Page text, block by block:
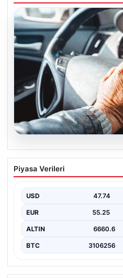
Emekliye ÖTV’siz
yasa çıkacak mı?
Piyasa Verileri
USD 47.74
EUR 55.25
ALTIN 6660.6
BTC 3106256